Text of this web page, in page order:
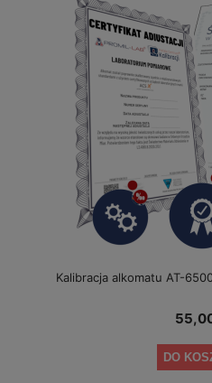
Kalibracja alkomatu AT-
DO